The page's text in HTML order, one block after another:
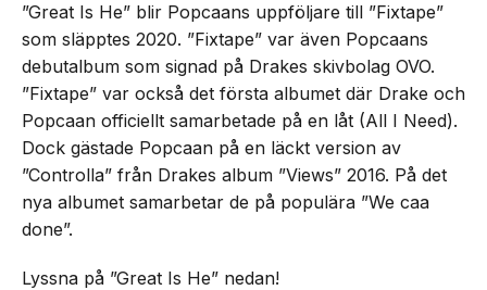
”Great Is He” blir Popcaans uppföljare till ”Fixtape”
som släpptes 2020. ”Fixtape” var även Popcaans
debutalbum som signad på Drakes skivbolag OVO.
”Fixtape” var också det första albumet där Drake och
Popcaan officiellt samarbetade på en låt (All I Need).
Dock gästade Popcaan på en läckt version av
”Controlla” från Drakes album ”Views” 2016. På det
nya albumet samarbetar de på populära ”We caa
done”.
Lyssna på ”Great Is He” nedan!